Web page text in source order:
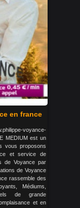
en france
voyance-
MEDIUM est un
vous proposons
et service de
de Voyance par
de Voyance
rassemble des
Médiums,
de grande
et en